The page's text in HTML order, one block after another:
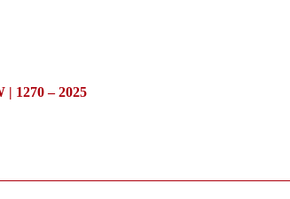
| 1270 – 2025